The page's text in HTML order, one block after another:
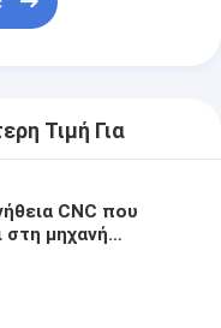
Τιμή Για
CNC που
στη μηχανή